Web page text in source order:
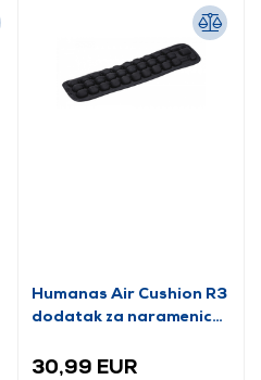
Humanas Air Cushion R3
dodatak za naramenicu
veličina L (HS2884)
30,99 EUR